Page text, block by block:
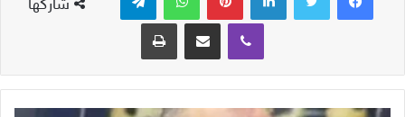
ڤايبر
مشاركة عبر البريد طباعة